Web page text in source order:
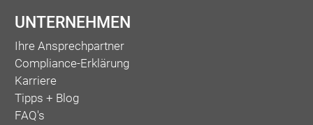
UNTERNEHMEN
Ihre Ansprechpartner
Compliance-Erklärung
Karriere
Tipps + Blog
FAQ's